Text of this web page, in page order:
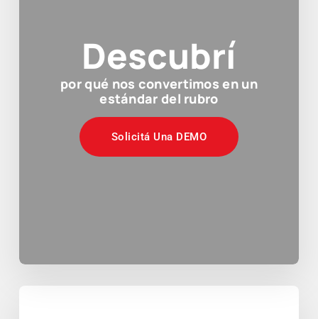
Descubrí
por qué nos convertimos en un
estándar del rubro
Solicitá Una DEMO